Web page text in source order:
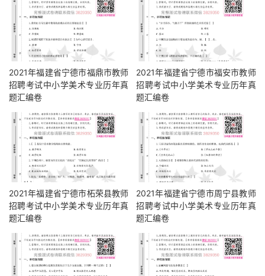
2021年福建省宁德市福鼎市教师
招聘考试中小学美术专业历年真
题汇编卷
2021年福建省宁德市福安市教师
招聘考试中小学美术专业历年真
题汇编卷
2021年福建省宁德市柘荣县教师
招聘考试中小学美术专业历年真
题汇编卷
2021年福建省宁德市周宁县教师
招聘考试中小学美术专业历年真
题汇编卷